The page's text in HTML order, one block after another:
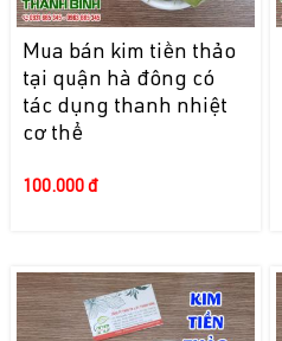
Mua bán kim tiền thảo
tại quận hà đông có
tác dụng thanh nhiệt
cơ thể
100.000 đ